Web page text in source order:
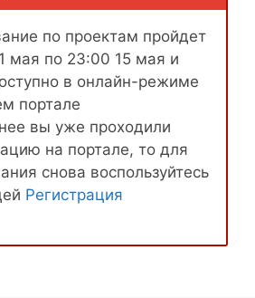
по проектам пройдет
мая по 23:00 15 мая и
в онлайн-режиме
портале
вы уже проходили
на портале, то для
снова воспользуйтесь
Регистрация